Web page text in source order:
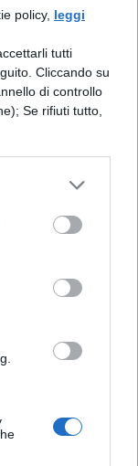
policy, leggi
tutti
Cliccando su
di controllo
Se rifiuti tutto,
con
quelle
dalla
ricevuta
setto
“Mi
a
Lorenzo
vedere le